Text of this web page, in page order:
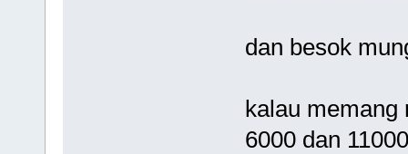
dan besok
kalau memang
6000 dan 11000